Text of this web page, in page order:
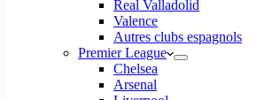
Real Valladolid
Valence
Autres clubs espagnols
Premier League
Chelsea
Arsenal